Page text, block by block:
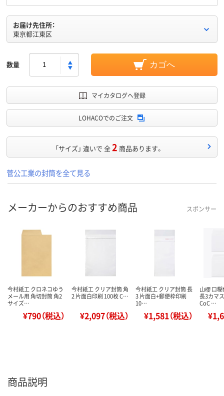
お届け先住所：
東京都江東区
数量 カゴへ
マイカタログへ登録
LOHACOでのご注文
「サイズ」 違いで 全2 商品あります。
菅公工業の封筒を全て見る
メーカーからのおすすめ商品 スポンサー
今村紙工 クロネコゆう
メール用 角切封筒 角2
サイズ…
¥790（税込）
今村紙工 クリア封筒 角
2 片面白印刷 100枚 C…
¥2,097（税込）
今村紙工 クリア封筒 長
3 片面白+郵便枠印刷
10…
¥1,581（税込）
山櫻 口
長3カマ
CoC …
商品説明